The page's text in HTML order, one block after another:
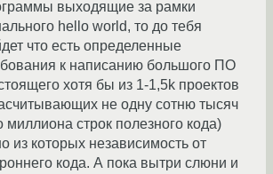
выходящие за рамки
hello world, то до тебя
что есть определенные
к написанию большого ПО
хотя бы из 1-1,5k проектов
не одну сотню тысяч
миллиона строк полезного кода)
из которых независимость от
кода. А пока вытри слюни и